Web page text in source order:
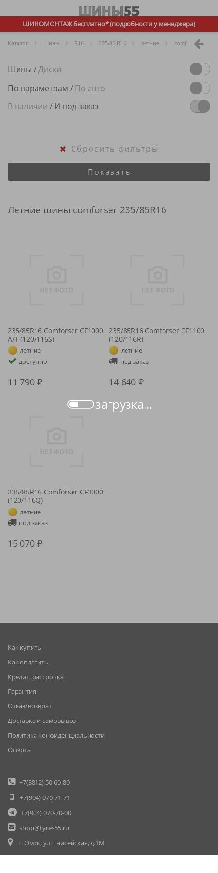
ШИНОМОНТАЖ бесплатно* (подробности у менеджера)
Каталог Шины R16 235/85 R16 летние comforser
Шины /Диски
По параметрам / По авто
В наличии / И под заказ
загрузка...
Показать
Сбросить фильтры
Летние шины comforser 235/85R16
235/85R16 Comforser CF1000
A/T (120/116S)
летние
доступно
11 790
235/85R16 Comforser CF1100
(120/116R)
летние
под заказ
14 640
235/85R16 Comforser CF3000
(120/116Q)
летние
под заказ
15 070
Как купить
Как оплатить
Кредит, рассрочка
Гарантия
Отказ/возврат
Доставка и самовывоз
Политика конфиденциальности
Оферта
+7(3812) 50-60-80
+7(904)070-71-71
+7(904)070-70-00
shop@tyres55.ru
г. Омск, ул. Енисейская, д.1М